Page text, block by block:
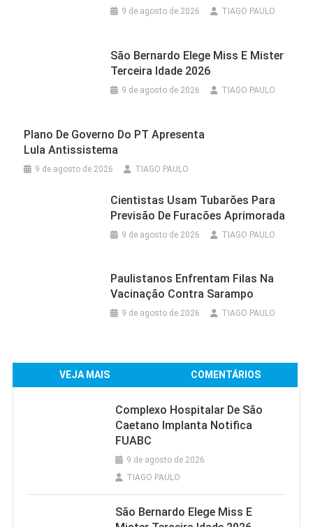
9 de agosto de 2026 TIAGO PAULO
São Bernardo Elege Miss E Mister
Terceira Idade 2026
9 de agosto de 2026 TIAGO PAULO
Plano De Governo Do PT Apresenta
Lula Antissistema
9 de agosto de 2026 TIAGO PAULO
Cientistas Usam Tubarões Para
Previsão De Furacões Aprimorada
9 de agosto de 2026 TIAGO PAULO
Paulistanos Enfrentam Filas Na
Vacinação Contra Sarampo
9 de agosto de 2026 TIAGO PAULO
VEJA MAIS COMENTÁRIOS
Complexo Hospitalar De São
Caetano Implanta Notifica
FUABC
9 de agosto de 2026
TIAGO PAULO
São Bernardo Elege Miss E